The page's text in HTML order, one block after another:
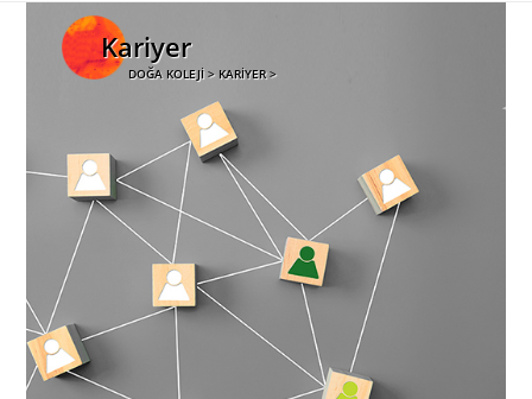
Kariyer
DOĞA KOLEJİ > KARİYER >